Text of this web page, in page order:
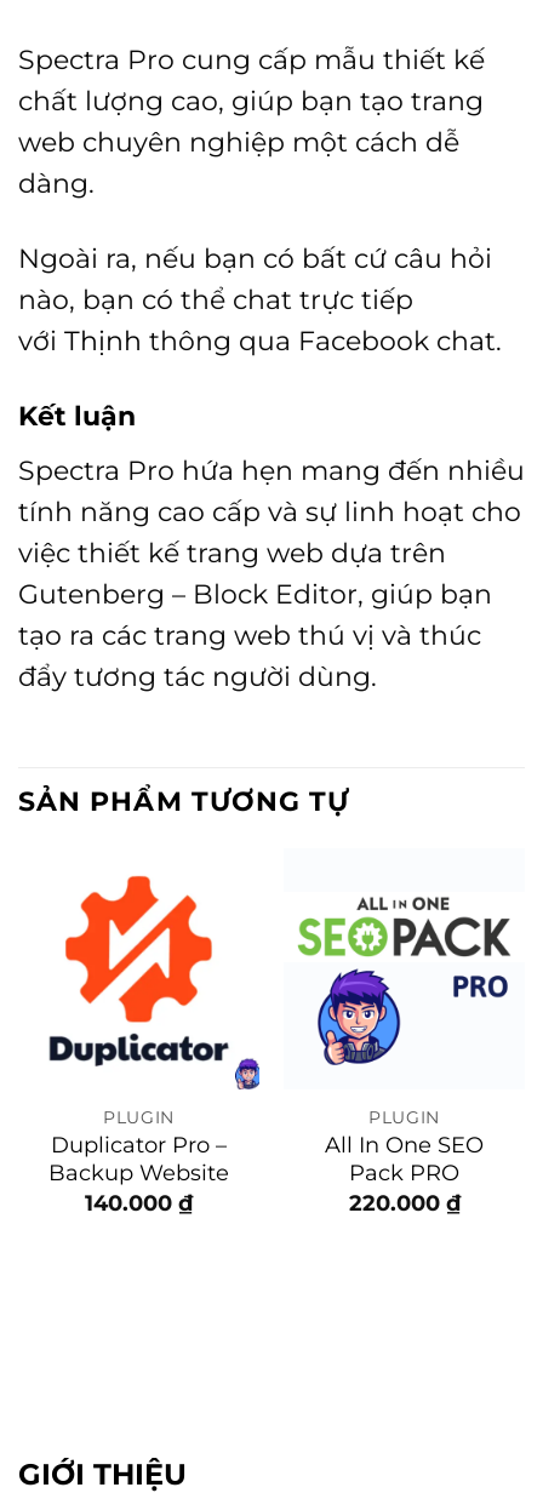
Spectra Pro cung cấp mẫu thiết kế
chất lượng cao, giúp bạn tạo trang
web chuyên nghiệp một cách dễ
dàng.
Ngoài ra, nếu bạn có bất cứ câu hỏi
nào, bạn có thể chat trực tiếp
với Thịnh thông qua Facebook chat.
Kết luận
Spectra Pro hứa hẹn mang đến nhiều
tính năng cao cấp và sự linh hoạt cho
việc thiết kế trang web dựa trên
Gutenberg – Block Editor, giúp bạn
tạo ra các trang web thú vị và thúc
đẩy tương tác người dùng.
SẢN PHẨM TƯƠNG TỰ
PLUGIN
Duplicator Pro –
Backup Website
140.000 ₫
PLUGIN
All In One SEO
Pack PRO
220.000 ₫
GIỚI THIỆU